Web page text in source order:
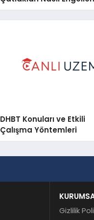
DHBT Konuları ve Etkili
Çalışma Yöntemleri
Gizlilik